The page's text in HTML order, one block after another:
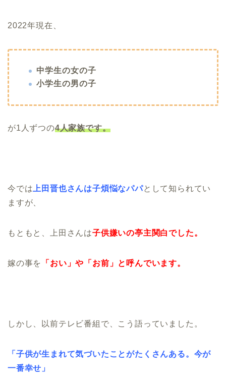
2022年現在、
中学生の女の子
小学生の男の子
が1人ずつの4人家族です。
今では 上田晋也さんは子煩悩なパパとして知られてい
ますが、
もともと、上田さんは子供嫌いの亭主関白でした。
嫁の事を 「おい」や「お前」と呼んでいます。
しかし、以前テレビ番組で、こう語っていました。
「子供が生まれて気づいたことがたくさんある。今が
一番幸せ」